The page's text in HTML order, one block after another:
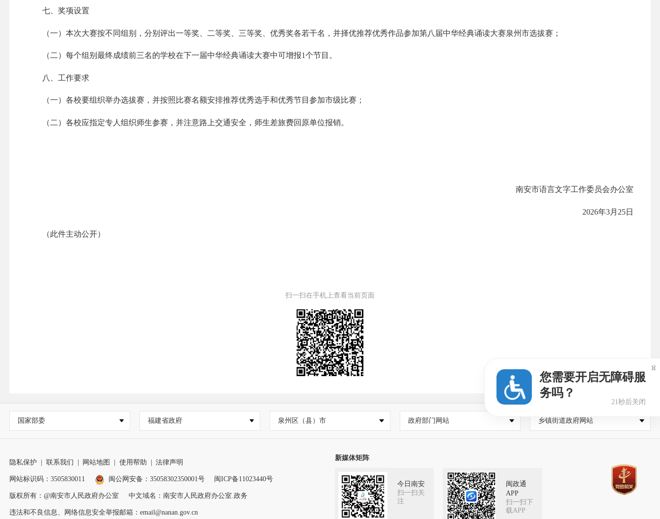
七、奖项设置
（一）本次大赛按不同组别，分别评出一等奖、二等奖、三等奖、优秀奖各若干名，并择优推荐优秀作品参加第八届中华经典诵读大赛泉州市选拔赛；
（二）每个组别最终成绩前三名的学校在下一届中华经典诵读大赛中可增报1个节目。
八、工作要求
（一）各校要组织举办选拔赛，并按照比赛名额安排推荐优秀选手和优秀节目参加市级比赛；
（二）各校应指定专人组织师生参赛，并注意路上交通安全，师生差旅费回原单位报销。
南安市语言文字工作委员会办公室
2026年3月25日
（此件主动公开）
扫一扫在手机上查看当前页面
国家部委 福建省政府 泉州区（县）市 政府部门网站 乡镇街道政府网站
隐私保护 联系我们 网站地图 使用帮助 法律声明
网站标识码：3505830011 闽公网安备：35058302350001号 闽ICP备11023440号
版权所有：@南安市人民政府办公室 中文域名：南安市人民政府办公室.政务
违法和不良信息、网络信息安全举报邮箱：email@nanan.gov.cn
新媒体矩阵
今日南安
扫一扫关
注
闽政通
APP
扫一扫下
载APP
您需要开启无障碍服
务吗？
20秒后关闭
